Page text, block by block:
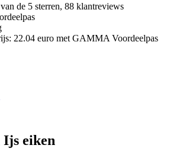
de 5 sterren, 88 klantreviews
22.04 euro met GAMMA Voordeelpas
eiken